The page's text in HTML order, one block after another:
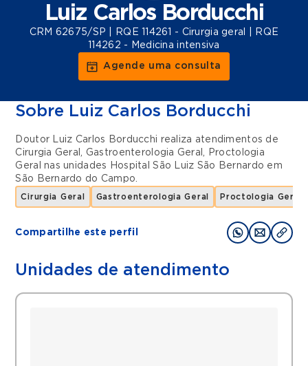
Luiz Carlos Borducchi
CRM 62675/SP | RQE 114261 - Cirurgia geral | RQE
114262 - Medicina intensiva
Agende uma consulta
Sobre Luiz Carlos Borducchi
Doutor Luiz Carlos Borducchi realiza atendimentos de
Cirurgia Geral, Gastroenterologia Geral,
Proctologia
Geral
nas unidades Hospital São Luiz São Bernardo em
São Bernardo do Campo.
Cirurgia Geral Gastroenterologia Geral Proctologia Geral
Compartilhe este perfil
Unidades de atendimento